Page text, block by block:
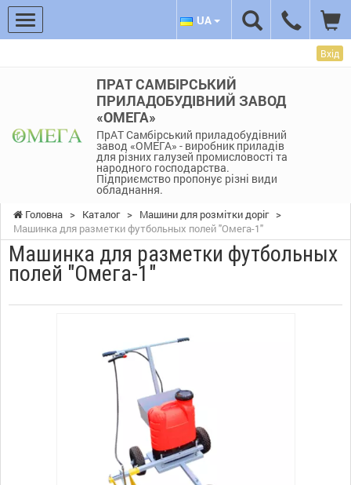
Вхід
ПРАТ САМБІРСЬКИЙ
ПРИЛАДОБУДІВНИЙ ЗАВОД
«ОМЕГА»
ПрАТ Самбірський приладобудівний
завод «ОМЕГА» - виробник приладів
для різних галузей промисловості та
народного господарства.
Підприємство пропонує різні види
обладнання.
UA
Головна > Каталог > Машини для розмітки доріг >
Машинка для разметки футбольных полей "Омега-1"
Машинка для разметки футбольных
полей "Омега-1"